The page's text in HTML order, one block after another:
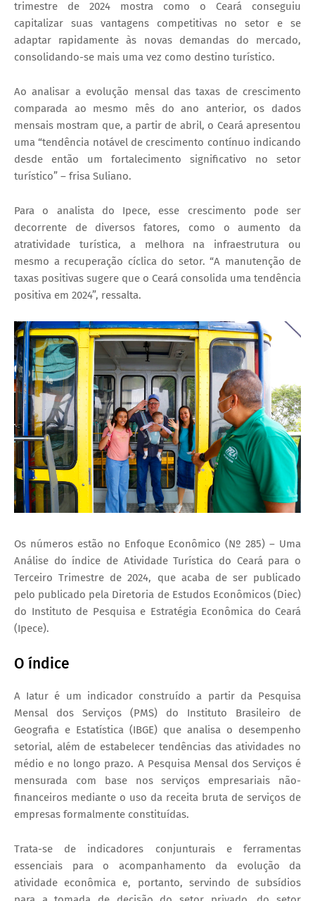
trimestre de 2024 mostra como o Ceará conseguiu
capitalizar suas vantagens competitivas no setor e se
adaptar rapidamente às novas demandas do mercado,
consolidando-se mais uma vez como destino turístico.
Ao analisar a evolução mensal das taxas de crescimento
comparada ao mesmo mês do ano anterior, os dados
mensais mostram que, a partir de abril, o Ceará apresentou
uma “tendência notável de crescimento contínuo indicando
desde então um fortalecimento significativo no setor
turístico” – frisa Suliano.
Para o analista do Ipece, esse crescimento pode ser
decorrente de diversos fatores, como o aumento da
atratividade turística, a melhora na infraestrutura ou
mesmo a recuperação cíclica do setor. “A manutenção de
taxas positivas sugere que o Ceará consolida uma tendência
positiva em 2024”, ressalta.
Os números estão no Enfoque Econômico (Nº 285) – Uma
Análise do índice de Atividade Turística do Ceará para o
Terceiro Trimestre de 2024, que acaba de ser publicado
pelo publicado pela Diretoria de Estudos Econômicos (Diec)
do Instituto de Pesquisa e Estratégia Econômica do Ceará
(Ipece).
O índice
A Iatur é um indicador construído a partir da Pesquisa
Mensal dos Serviços (PMS) do Instituto Brasileiro de
Geografia e Estatística (IBGE) que analisa o desempenho
setorial, além de estabelecer tendências das atividades no
médio e no longo prazo. A Pesquisa Mensal dos Serviços é
mensurada com base nos serviços empresariais não-
financeiros mediante o uso da receita bruta de serviços de
empresas formalmente constituídas.
Trata-se de indicadores conjunturais e ferramentas
essenciais para o acompanhamento da evolução da
atividade econômica e, portanto, servindo de subsídios